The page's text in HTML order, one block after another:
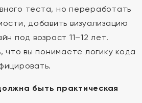
теста, но переработать
добавить визуализацию
под возраст 11–12 лет.
что вы понимаете логику кода
быть практическая